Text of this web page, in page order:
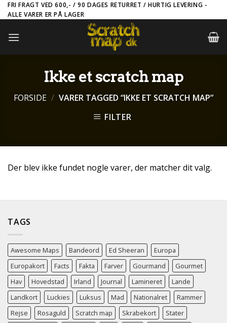
Skip
to
content
FRI FRAGT VED 600,- / 90 DAGES RETURRET / HURTIG LEVERING -
ALLE VARER ER PÅ LAGER
Ikke et scratch map
FORSIDE / VARER TAGGED “IKKE ET SCRATCH MAP”
FILTER
Der blev ikke fundet nogle varer, der matcher dit valg.
TAGS
Awesome Maps Bandeord Ed Sheeran
Europa
Europakort
Facts Fakta Farver Gourmand
Gourmet
Hav
Hovedstad Irland Journal Lamineret
Lande
Landkort
Luckies Luksus Mad Nationalret
Rammer
Rejse
Rosaguld Scratch map Skrabekort
Stater